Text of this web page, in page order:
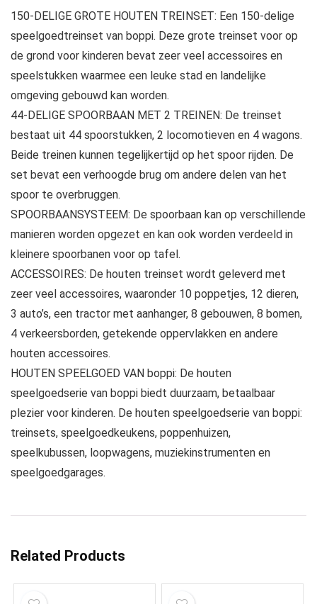
150-DELIGE GROTE HOUTEN TREINSET: Een 150-delige
speelgoedtreinset van boppi. Deze grote treinset voor op
de grond voor kinderen bevat zeer veel accessoires en
speelstukken waarmee een leuke stad en landelijke
omgeving gebouwd kan worden.
44-DELIGE SPOORBAAN MET 2 TREINEN: De treinset
bestaat uit 44 spoorstukken, 2 locomotieven en 4 wagons.
Beide treinen kunnen tegelijkertijd op het spoor rijden. De
set bevat een verhoogde brug om andere delen van het
spoor te overbruggen.
SPOORBAANSYSTEEM: De spoorbaan kan op verschillende
manieren worden opgezet en kan ook worden verdeeld in
kleinere spoorbanen voor op tafel.
ACCESSOIRES: De houten treinset wordt geleverd met
zeer veel accessoires, waaronder 10 poppetjes, 12 dieren,
3 auto’s, een tractor met aanhanger, 8 gebouwen, 8 bomen,
4 verkeersborden, getekende oppervlakken en andere
houten accessoires.
HOUTEN SPEELGOED VAN boppi: De houten
speelgoedserie van boppi biedt duurzaam, betaalbaar
plezier voor kinderen. De houten speelgoedserie van boppi:
treinsets, speelgoedkeukens, poppenhuizen,
speelkubussen, loopwagens, muziekinstrumenten en
speelgoedgarages.
Related Products